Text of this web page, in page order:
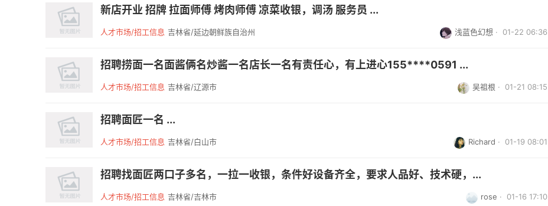
新店开业 招牌 拉面师傅 烤肉师傅 凉菜收银，调汤 服务员 ...
人才市场/招工信息 吉林省/延边朝鲜族自治州 浅蓝色幻想 · 01-22 06:36
招聘捞面一名面酱俩名炒酱一名店长一名有责任心，有上进心155****0591 ...
人才市场/招工信息 吉林省/辽源市 吴祖根 · 01-21 08:15
招聘面匠一名 ...
人才市场/招工信息 吉林省/白山市 Richard · 01-19 08:01
招聘找面匠两口子多名，一拉一收银，条件好设备齐全，要求人品好、技术硬，...
人才市场/招工信息 吉林省/吉林市 rose · 01-16 17:10